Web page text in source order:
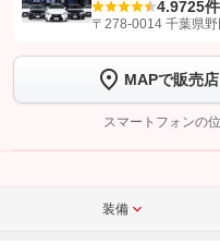
します
【STEP2】 トーク画面で
完了してください。
4.9725件
〒278-0014 千葉県
MAPで販売
スマートフォンの
装備